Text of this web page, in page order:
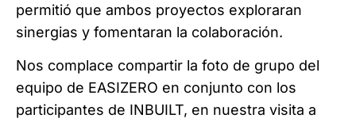
permitió que ambos proyectos exploraran
sinergias y fomentaran la colaboración.
Nos complace compartir la foto de grupo del
equipo de EASIZERO en conjunto con los
participantes de INBUILT, en nuestra visita a